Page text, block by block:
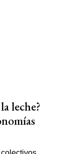
leche?